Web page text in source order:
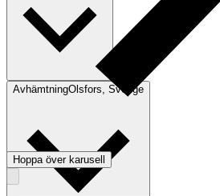
AvhämtningOlsfors, Sverige
Hoppa över karusell